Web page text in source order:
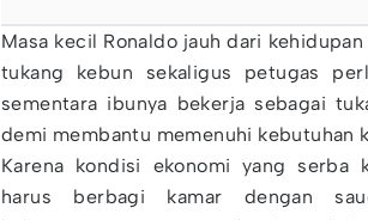
Masa kecil Ronaldo jauh dari
tukang kebun sekaligus petugas
sementara ibunya bekerja sebagai
demi membantu memenuhi kebutuhan
Karena kondisi ekonomi yang serba
harus berbagi kamar dengan